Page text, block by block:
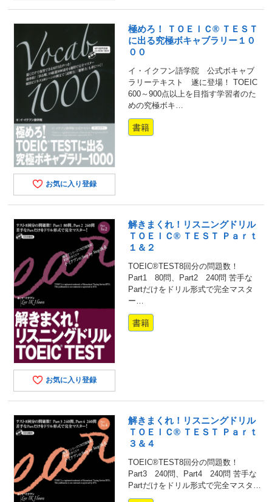
お気に入り登録
極めろ！ ＴＯＥＩＣ® ＴＥＳＴ
に出る究極ボキャブラリー１０
００
イ・イクフン語学院 公式ボキャブ
ラリーテキスト 遂に登場！ TOEIC
600～900点以上を目指す学習者のた
めの究極ボキ…
書籍
お気に入り登録
解きまくれ！リスニングドリル
ＴＯＥＩＣ® ＴＥＳＴ Ｐａｒｔ
１＆２
TOEIC®TEST8回分の問題数！
Part1 80問、Part2 240問 苦手な
Partだけをドリル形式で完全マスタ
ー…
書籍
解きまくれ！リスニングドリル
ＴＯＥＩＣ® ＴＥＳＴ Ｐａｒｔ
３＆４
TOEIC®TEST8回分の問題数！
Part3 240問、Part4 240問 苦手な
Partだけをドリル形式で完全マスタ…